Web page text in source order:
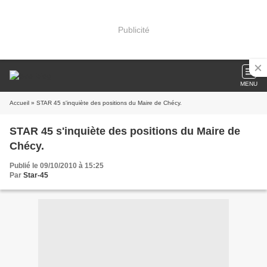
Publicité
MENU
Accueil » STAR 45 s'inquiète des positions du Maire de Chécy.
STAR 45 s'inquiète des positions du Maire de
Chécy.
Publié le 09/10/2010 à 15:25
Par Star-45